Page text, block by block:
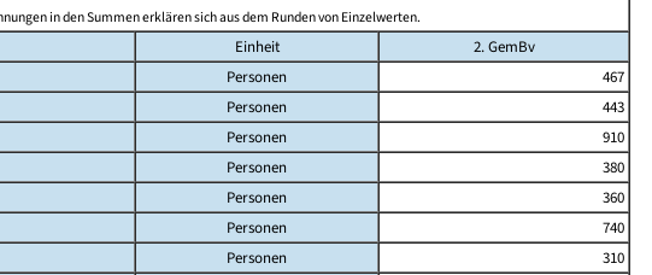
in den Summen erklären sich aus dem Runden von Einzelwerten.
Einheit
2. GemBv
Personen
467
Personen
443
Personen
910
Personen
380
Personen
360
Personen
740
Personen
310